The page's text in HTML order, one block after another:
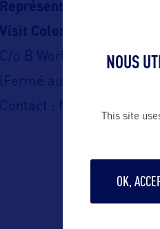
Représentation en France
Visit Colorado
C/o B World
(Fermé au public)
Contact : Nelly Gaulier
NOUS
This site
OK,